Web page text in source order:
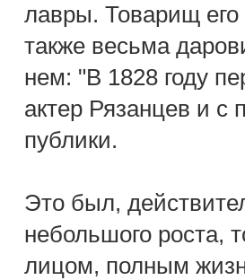
лавры. Товарищ его
также весьма
нем: "В 1828 году
актер Рязанцев и
публики.
Это был,
небольшого роста,
лицом, полным